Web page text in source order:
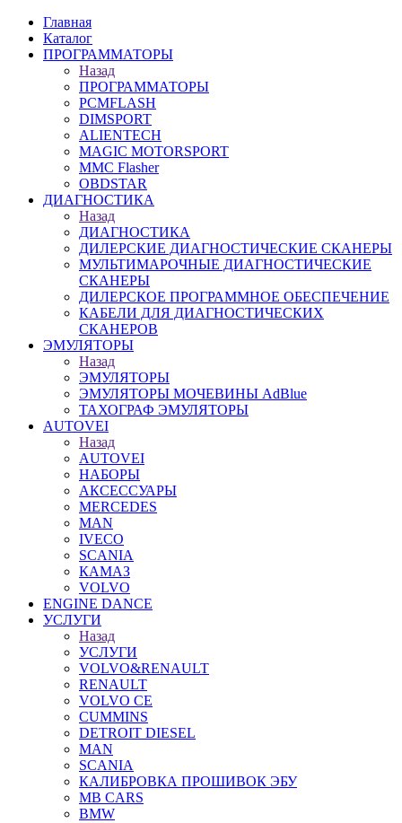
Главная
Каталог
ПРОГРАММАТОРЫ
Назад
ПРОГРАММАТОРЫ
PCMFLASH
DIMSPORT
ALIENTECH
MAGIC MOTORSPORT
MMC Flasher
OBDSTAR
ДИАГНОСТИКА
Назад
ДИАГНОСТИКА
ДИЛЕРСКИЕ ДИАГНОСТИЧЕСКИЕ СКАНЕРЫ
МУЛЬТИМАРОЧНЫЕ ДИАГНОСТИЧЕСКИЕ
СКАНЕРЫ
ДИЛЕРСКОЕ ПРОГРАММНОЕ ОБЕСПЕЧЕНИЕ
КАБЕЛИ ДЛЯ ДИАГНОСТИЧЕСКИХ
СКАНЕРОВ
ЭМУЛЯТОРЫ
Назад
ЭМУЛЯТОРЫ
ЭМУЛЯТОРЫ МОЧЕВИНЫ АdBlue
ТАХОГРАФ ЭМУЛЯТОРЫ
AUTOVEI
Назад
AUTOVEI
НАБОРЫ
АКСЕССУАРЫ
MERCEDES
MAN
IVECO
SCANIA
КАМАЗ
VOLVO
ENGINE DANCE
УСЛУГИ
Назад
УСЛУГИ
VOLVO&RENAULT
RENAULT
VOLVO CE
CUMMINS
DETROIT DIESEL
MAN
SCANIA
КАЛИБРОВКА ПРОШИВОК ЭБУ
MB CARS
BMW